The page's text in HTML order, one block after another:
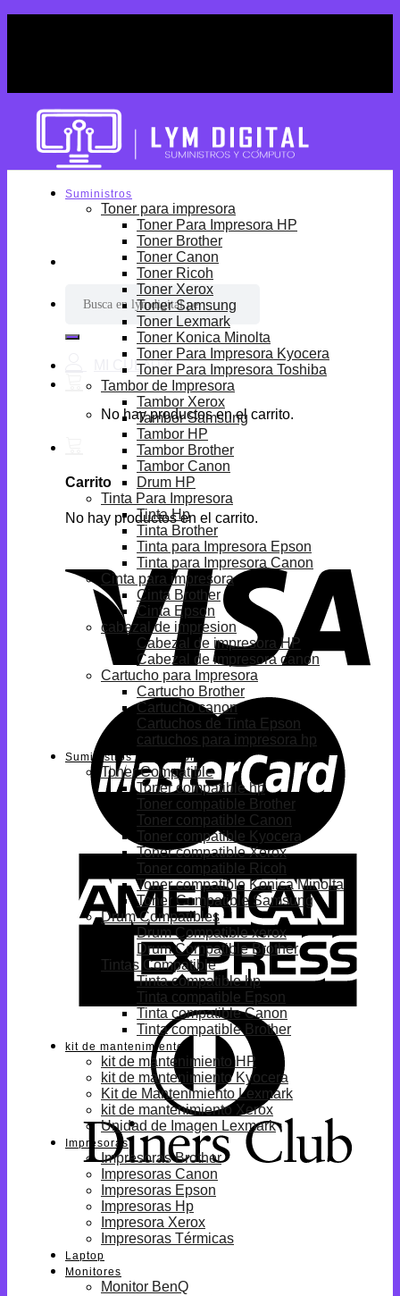
por:
No hay productos en el carrito.
Carrito
No hay productos en el carrito.
Suministros
Toner para impresora
Toner Para Impresora HP
Toner Brother
Toner Canon
Toner Ricoh
Toner Xerox
Toner Samsung
Toner Lexmark
Toner Konica Minolta
Toner Para Impresora Kyocera
Toner Para Impresora Toshiba
Tambor de Impresora
Tambor Xerox
Tambor Samsung
Tambor HP
Tambor Brother
Tambor Canon
Drum HP
Tinta Para Impresora
Tinta Hp
Tinta Brother
Tinta para Impresora Epson
Tinta para Impresora Canon
Cinta para impresora
Cinta Brother
Cinta Epson
cabezal de impresion
Cabezal de impresora HP
Cabezal de impresora canon
Cartucho para Impresora
Cartucho Brother
Cartucho canon
Cartuchos de Tinta Epson
cartuchos para impresora hp
Suministros Compatibles
Toner Compatible
Toner compatible hp
Toner compatible Brother
Toner compatible Canon
Toner compatible Kyocera
Toner compatible Xerox
Toner compatible Ricoh
Toner compatible Konica Minolta
Toner Compatible Samsung
Drum Compatibles
Drum Compatible xerox
Drum Compatible Brother
Tintas Compatible
Tinta compatible hp
Tinta compatible Epson
Tinta compatible Canon
Tinta compatible Brother
kit de mantenimiento
kit de mantenimiento HP
kit de mantenimiento Kyocera
Kit de Mantenimiento Lexmark
kit de mantenimiento Xerox
Unidad de Imagen Lexmark
Impresoras
Impresoras Brother
Impresoras Canon
Impresoras Epson
Impresoras Hp
Impresora Xerox
Impresoras Térmicas
Laptop
Monitores
Monitor BenQ